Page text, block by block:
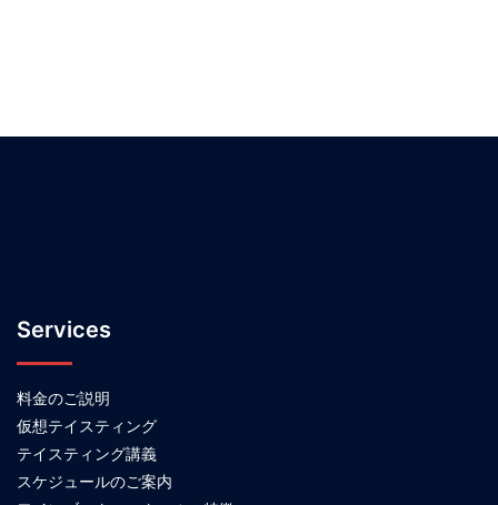
Services
料金のご説明
仮想テイスティング
テイスティング講義
スケジュールのご案内